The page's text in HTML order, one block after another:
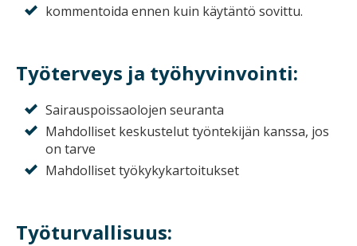
kommentoida ennen kuin käytäntö sovittu.
Työterveys ja työhyvinvointi:
Sairauspoissaolojen seuranta
Mahdolliset keskustelut työntekijän kanssa, jos
on tarve
Mahdolliset työkykykartoitukset
Työturvallisuus: